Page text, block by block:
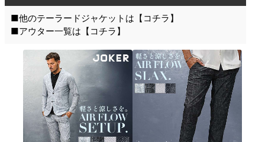
■他のテーラードジャケットは【 コチラ 】
■アウター一覧は【 コチラ 】